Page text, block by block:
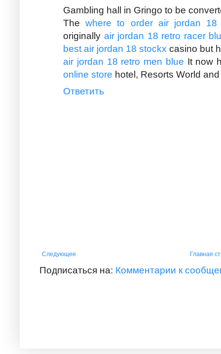
Gambling hall in Gringo to be
Thewhere to order air jordan 18
originally air jordan 18 retro racer
best air jordan 18 stockx casino but
air jordan 18 retro men blue It now
online store hotel, Resorts World
Ответить
Следующее Главная
Подписаться на: Комментарии к